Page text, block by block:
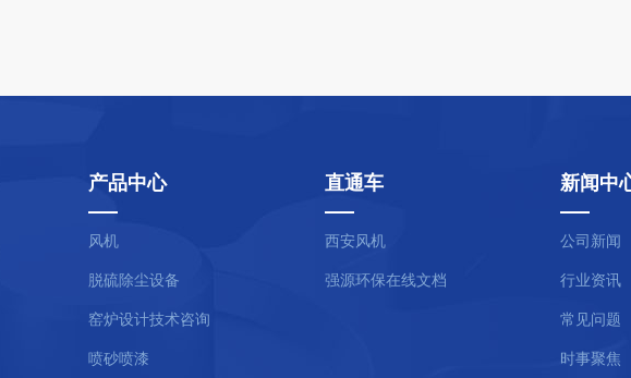
产品中心
风机
脱硫除尘设备
窑炉设计技术咨询
喷砂喷漆
直通车
西安风机
强源环保在线文档
新闻中
公司新闻
行业资讯
常见问题
时事聚焦